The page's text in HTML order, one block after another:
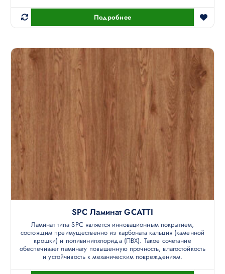
Подробнее
SPC Ламинат GCATTI
Ламинат типа SPC является инновационным покрытием,
состоящим преимущественно из карбоната кальция (каменной
крошки) и поливинилхлорида (ПВХ). Такое сочетание
обеспечивает ламинату повышенную прочность, влагостойкость
и устойчивость к механическим повреждениям.